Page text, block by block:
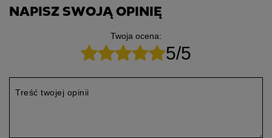
NAPISZ SWOJĄ OPINIĘ
Twoja ocena:
5/5
Treść twojej opinii